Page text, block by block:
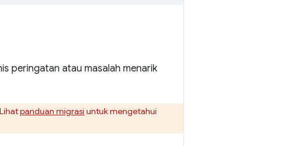
peringatan atau masalah menarik
panduan migrasi untuk mengetahui